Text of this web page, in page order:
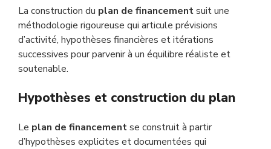
La construction du plan de financementsuit une
méthodologie rigoureuse qui articule prévisions
d’activité, hypothèses financières et itérations
successives pour parvenir à un équilibre réaliste et
soutenable.
Hypothèses et construction du plan
Le plan de financementse construit à partir
d’hypothèses explicites et documentées qui